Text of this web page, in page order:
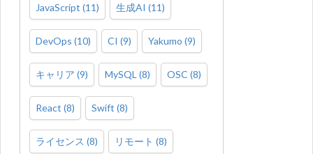
JavaScript (11) 生成AI (11)
DevOps (10) CI (9) Yakumo (9)
キャリア (9) MySQL (8) OSC (8)
React (8) Swift (8)
ライセンス (8) リモート (8)